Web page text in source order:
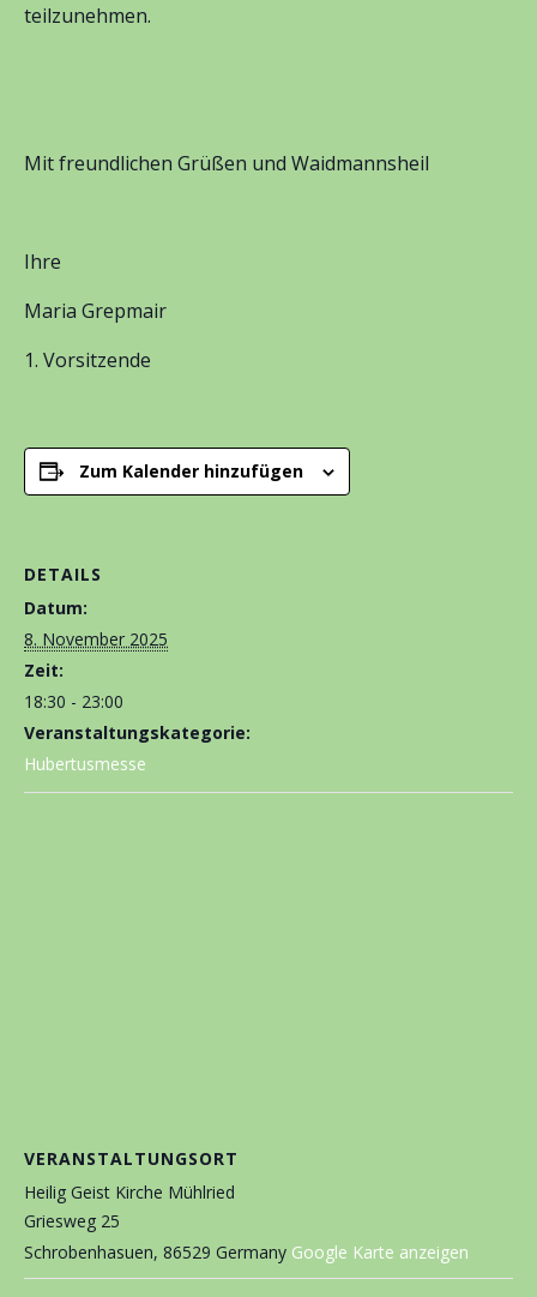
teilzunehmen.
Mit freundlichen Grüßen und Waidmannsheil
Ihre
Maria Grepmair
Vorsitzende
Zum Kalender hinzufügen
DETAILS
Datum:
8. November 2025
Zeit:
18:30 - 23:00
Veranstaltungskategorie:
Hubertusmesse
VERANSTALTUNGSORT
Heilig Geist Kirche Mühlried
Griesweg 25
Schrobenhasuen, 86529 Germany Google Karte anzeigen